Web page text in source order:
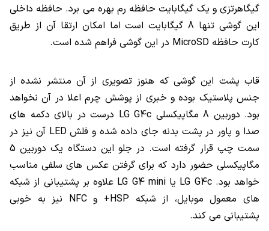
گیگاهرتزی و یک گیگابایت حافظه رم بهره می برد. حافظه داخلی
این گوشی تنها 8 گیگابایت است اما امکان ارتقا آن از طریق
کارت حافظه MicroSD در این گوشی فراهم شده است.
قاب پشت این گوشی که هنوز تصویری از آن منتشر نشده از
جنس پلاستیک بوده و خبری از پوشش چرم اعلا در آن نخواهد
بود. دوربین 8 مگاپیکسلی LG G4c درست در بالای دکمه های
صدا و پاور در پشت بدنه جای داده شده و فلش LED آن نیز در
سمت چپ قرار گرفته است. در جلو این دستگاه یک دوربین 5
مگاپیکسلی حضور دارد که برای گرفتن عکس های سلفی مناسب
خواهد بود. LG G4c یا LG G4 mini علاوه بر پشتیبانی از شبکه
های معمول موبایل، از شبکه HSP+ و NFC نیز به خوبی
پشتیبانی می کند.